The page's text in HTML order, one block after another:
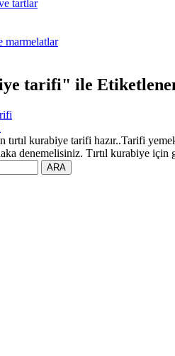
tartlar
marmelatlar
tarifi" ile
tırtıl kurabiye tarifi hazır..Tarifi
denemelisiniz. Tırtıl kurabiye için